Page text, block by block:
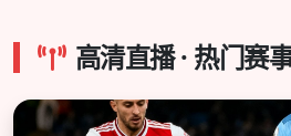
高清直播 · 热门赛